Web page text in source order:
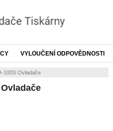
VYLOUČENÍ ODPOVĚDNOSTI
100S Ovladače